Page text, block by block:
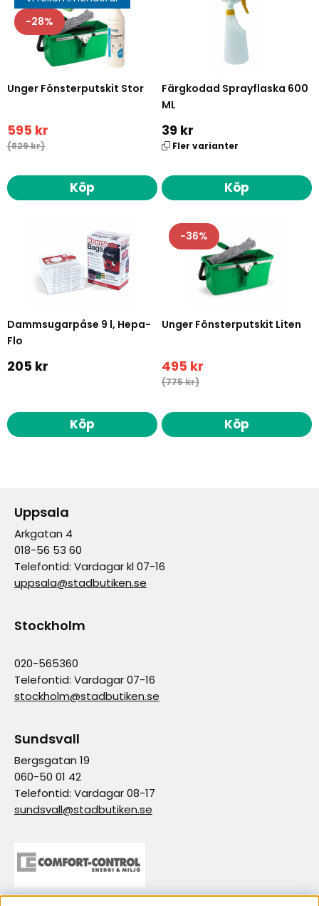
28
Unger Fönsterputskit Stor
595 kr
(829 kr)
Köp
Färgkodad Sprayflaska 600
ML
39 kr
Fler varianter
Köp
Dammsugarpåse 9 l, Hepa-
Flo
205 kr
Köp
36
Unger Fönsterputskit Liten
495 kr
(775 kr)
Köp
Uppsala
Arkgatan 4
018-56 53 60
Telefontid: Vardagar kl 07-16
uppsala@stadbutiken.se
Stockholm
020-565360
Telefontid: Vardagar 07-16
stockholm@stadbutiken.se
Sundsvall
Bergsgatan 19
060-50 01 42
Telefontid: Vardagar 08-17
sundsvall@stadbutiken.se